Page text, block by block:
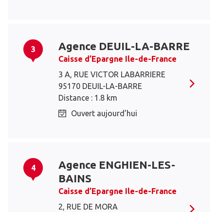
3 Agence DEUIL-LA-BARRE
Caisse d’Epargne Ile-de-France
3 A, RUE VICTOR LABARRIERE
95170 DEUIL-LA-BARRE
Distance : 1.8 km
Ouvert aujourd’hui
4
Agence ENGHIEN-LES-
BAINS
Caisse d’Epargne Ile-de-France
2, RUE DE MORA